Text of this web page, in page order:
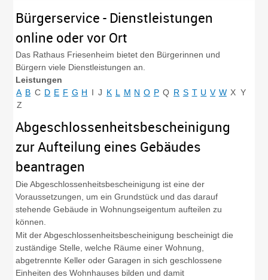
Bürgerservice - Dienstleistungen
online oder vor Ort
Das Rathaus Friesenheim bietet den Bürgerinnen und
Bürgern viele Dienstleistungen an.
Leistungen
A B C D E F G H I J K L M N O P Q R S T U V W X Y
Z
Abgeschlossenheitsbescheinigung
zur Aufteilung eines Gebäudes
beantragen
Die Abgeschlossenheitsbescheinigung ist eine der
Voraussetzungen, um ein Grundstück und das darauf
stehende Gebäude in Wohnungseigentum aufteilen zu
können.
Mit der Abgeschlossenheitsbescheinigung bescheinigt die
zuständige Stelle, welche Räume einer Wohnung,
abgetrennte Keller oder Garagen in sich geschlossene
Einheiten des Wohnhauses bilden und damit